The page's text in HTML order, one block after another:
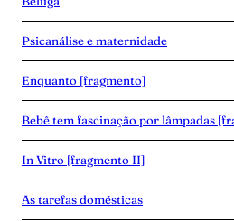
Psicanálise e maternidade
Enquanto [fragmento]
Bebê tem fascinação por lâmpadas
In Vitro [fragmento II]
As tarefas domésticas